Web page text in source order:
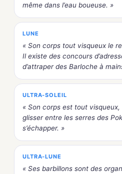
même dans l’eau boueuse. »
LUNE
« Son corps tout visqueux le
Il existe des concours
d’attraper des Barloche à
ULTRA-SOLEIL
« Son corps est tout
glisser entre les serres des
s’échapper. »
ULTRA-LUNE
« Ses barbillons sont des